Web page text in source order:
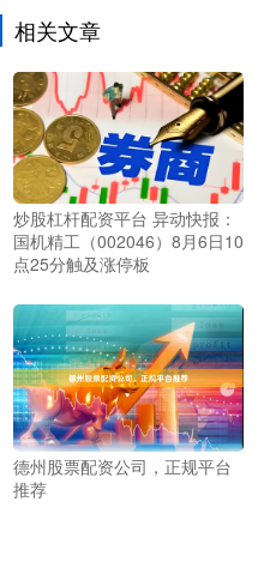
相关文章
炒股杠杆配资平台 异动快报：
国机精工（002046）8月6日10
点25分触及涨停板
德州股票配资公司，正规平台
推荐